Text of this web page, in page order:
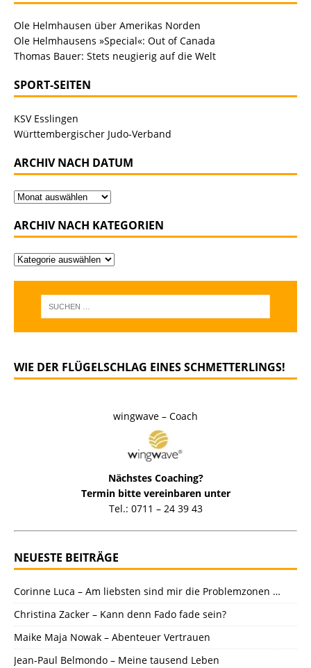
Ole Helmhausen über Amerikas Norden
Ole Helmhausens »Special«: Out of Canada
Thomas Bauer: Stets neugierig auf die Welt
SPORT-SEITEN
KSV Esslingen
Württembergischer Judo-Verband
ARCHIV NACH DATUM
ARCHIV NACH KATEGORIEN
WIE DER FLÜGELSCHLAG EINES SCHMETTERLINGS!
wingwave – Coach
Nächstes Coaching?
Termin bitte vereinbaren unter
Tel.: 0711 – 24 39 43
NEUESTE BEITRÄGE
Corinne Luca – Am liebsten sind mir die Problemzonen …
Christina Zacker – Kann denn Fado fade sein?
Maike Maja Nowak – Abenteuer Vertrauen
Jean-Paul Belmondo – Meine tausend Leben